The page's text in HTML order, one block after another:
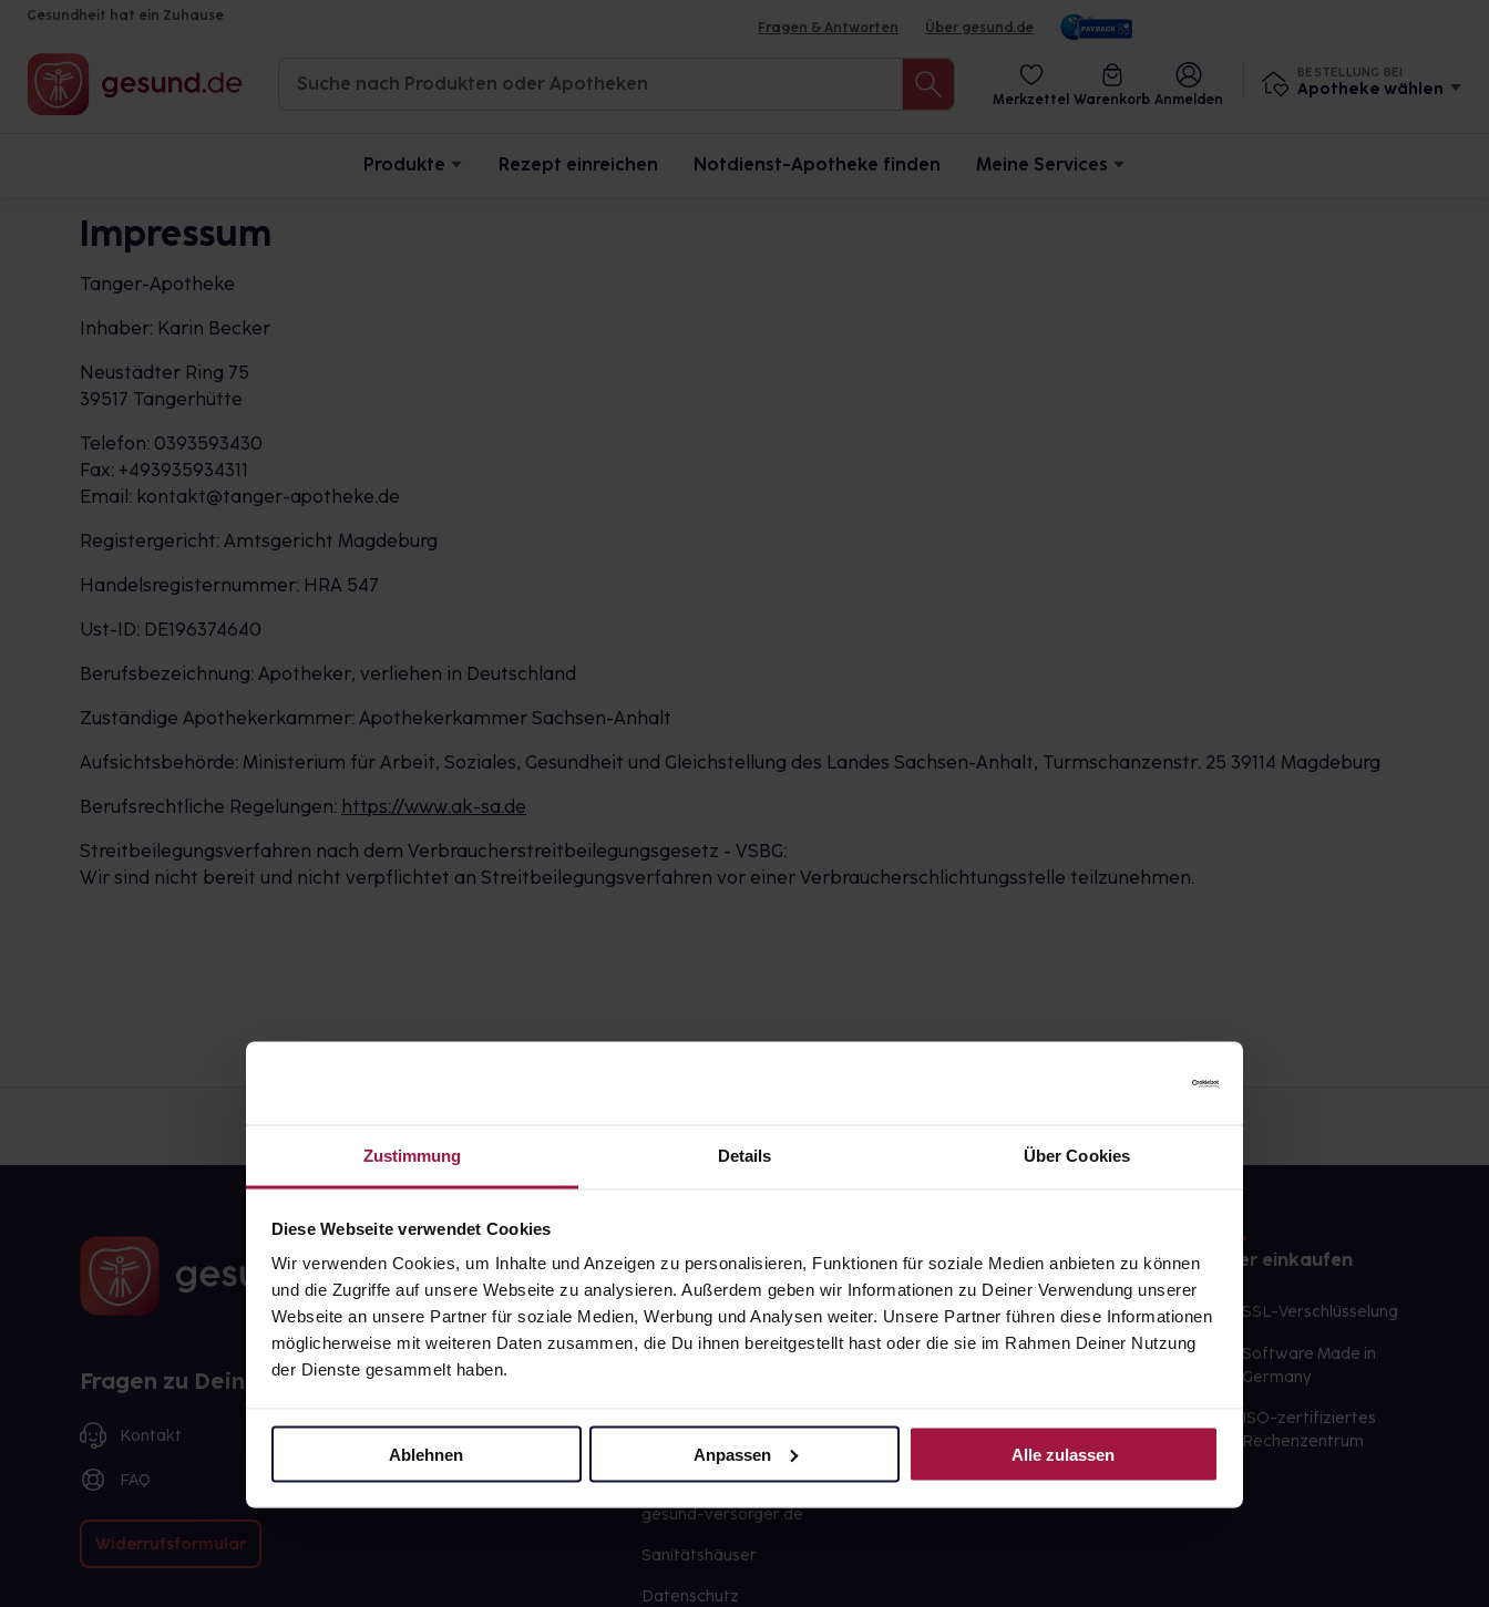
Zustimmung Details Über Cookies
Diese Webseite verwendet Cookies
Wir verwenden Cookies, um Inhalte und Anzeigen zu personalisieren, Funktionen für soziale Medien anbieten zu können
und die Zugriffe auf unsere Webseite zu analysieren. Außerdem geben wir Informationen zu Deiner Verwendung unserer
Webseite an unsere Partner für soziale Medien, Werbung und Analysen weiter. Unsere Partner führen diese Informationen
möglicherweise mit weiteren Daten zusammen, die Du ihnen bereitgestellt hast oder die sie im Rahmen Deiner Nutzung
der Dienste gesammelt haben.
Ablehnen Anpassen Alle zulassen
Gesundheit hat ein Zuhause
Fragen & Antworten Über gesund.de
Merkzettel Warenkorb Anmelden
BESTELLUNG BEI
Apotheke wählen
Produkte Rezept einreichen Notdienst-Apotheke finden Meine Services
Impressum
Tanger-Apotheke
Inhaber: Karin Becker
Neustädter Ring 75
39517 Tangerhütte
Telefon: 0393593430
Fax: +493935934311
Email: kontakt@tanger-apotheke.de
Registergericht: Amtsgericht Magdeburg
Handelsregisternummer: HRA 547
Ust-ID: DE196374640
Berufsbezeichnung: Apotheker, verliehen in Deutschland
Zuständige Apothekerkammer: Apothekerkammer Sachsen-Anhalt
Aufsichtsbehörde: Ministerium für Arbeit, Soziales, Gesundheit und Gleichstellung des Landes Sachsen-Anhalt, Turmschanzenstr. 25 39114 Magdeburg
Berufsrechtliche Regelungen: https://www.ak-sa.de
Streitbeilegungsverfahren nach dem Verbraucherstreitbeilegungsgesetz - VSBG:
Wir sind nicht bereit und nicht verpflichtet an Streitbeilegungsverfahren vor einer Verbraucherschlichtungsstelle teilzunehmen.
Fragen zu Deiner Bestellung?
Kontakt
FAQ
Widerrufsformular
gesund.de
Über uns
Karriere
Barrierefreiheitserklärung
gesund-versorger.de
Sanitätshäuser
Datenschutz
Unsere Vorteile
Ausgewählte Wunschprodukte
sofort abholbereit
Große Auswahl an Apotheken
Sicher einkaufen
SSL-Verschlüsselung
Software Made in
Germany
ISO-zertifiziertes
Rechenzentrum